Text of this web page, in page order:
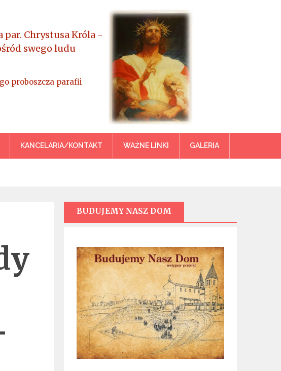
Mazowiecka
par. Chrystusa Króla -
swego ludu
proboszcza parafii
KANCELARIA/KONTAKT WAŻNE LINKI GALERIA
BUDUJEMY NASZ DOM